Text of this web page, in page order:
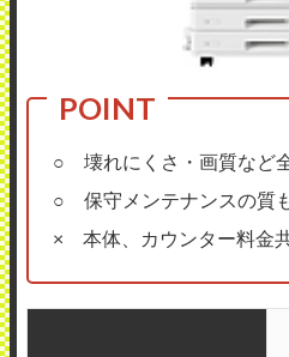
○ 壊れにくさ・画質など
○ 保守メンテナンスの質
× 本体、カウンター料金